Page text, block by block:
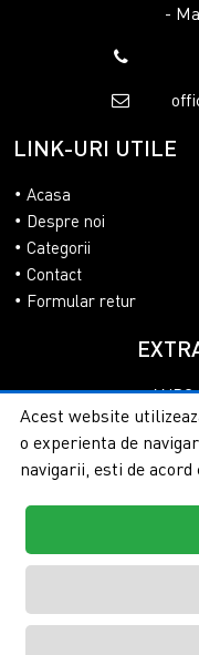
-
LINK-URI UTILE
Acasa
Despre noi
Categorii
Contact
Formular retur
ANPC
SOL
Copyright © 2026 -
rezervate.Creare
Acest website
o experienta de
navigarii, esti de